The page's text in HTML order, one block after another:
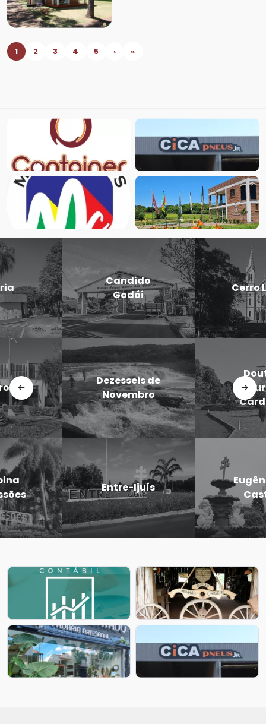
1 2 3 4 5 › »
Candido
Godói
Cerro Largo
Dezesseis de
Novembro
Doutor
Maurício
Cardoso
Entre-Ijuís
Eugênio de
Castro